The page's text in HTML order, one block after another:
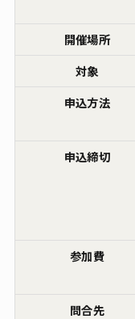
開催場所
対象
申込方法
申込締切
参加費
問合先